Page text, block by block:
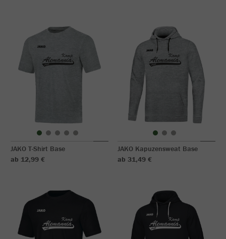
JAKO T-Shirt Base
ab 12,99 €
JAKO Kapuzensweat Base
ab 31,49 €